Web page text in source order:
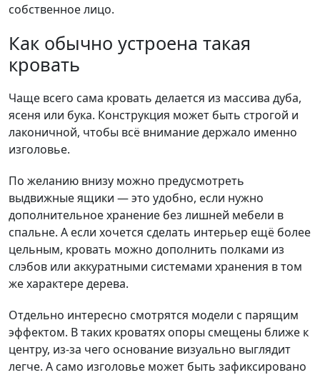
собственное лицо.
Как обычно устроена такая
кровать
Чаще всего сама кровать делается из массива дуба,
ясеня или бука. Конструкция может быть строгой и
лаконичной, чтобы всё внимание держало именно
изголовье.
По желанию внизу можно предусмотреть
выдвижные ящики — это удобно, если нужно
дополнительное хранение без лишней мебели в
спальне. А если хочется сделать интерьер ещё более
цельным, кровать можно дополнить полками из
слэбов или аккуратными системами хранения в том
же характере дерева.
Отдельно интересно смотрятся модели с парящим
эффектом. В таких кроватях опоры смещены ближе к
центру, из-за чего основание визуально выглядит
легче. А само изголовье может быть зафиксировано